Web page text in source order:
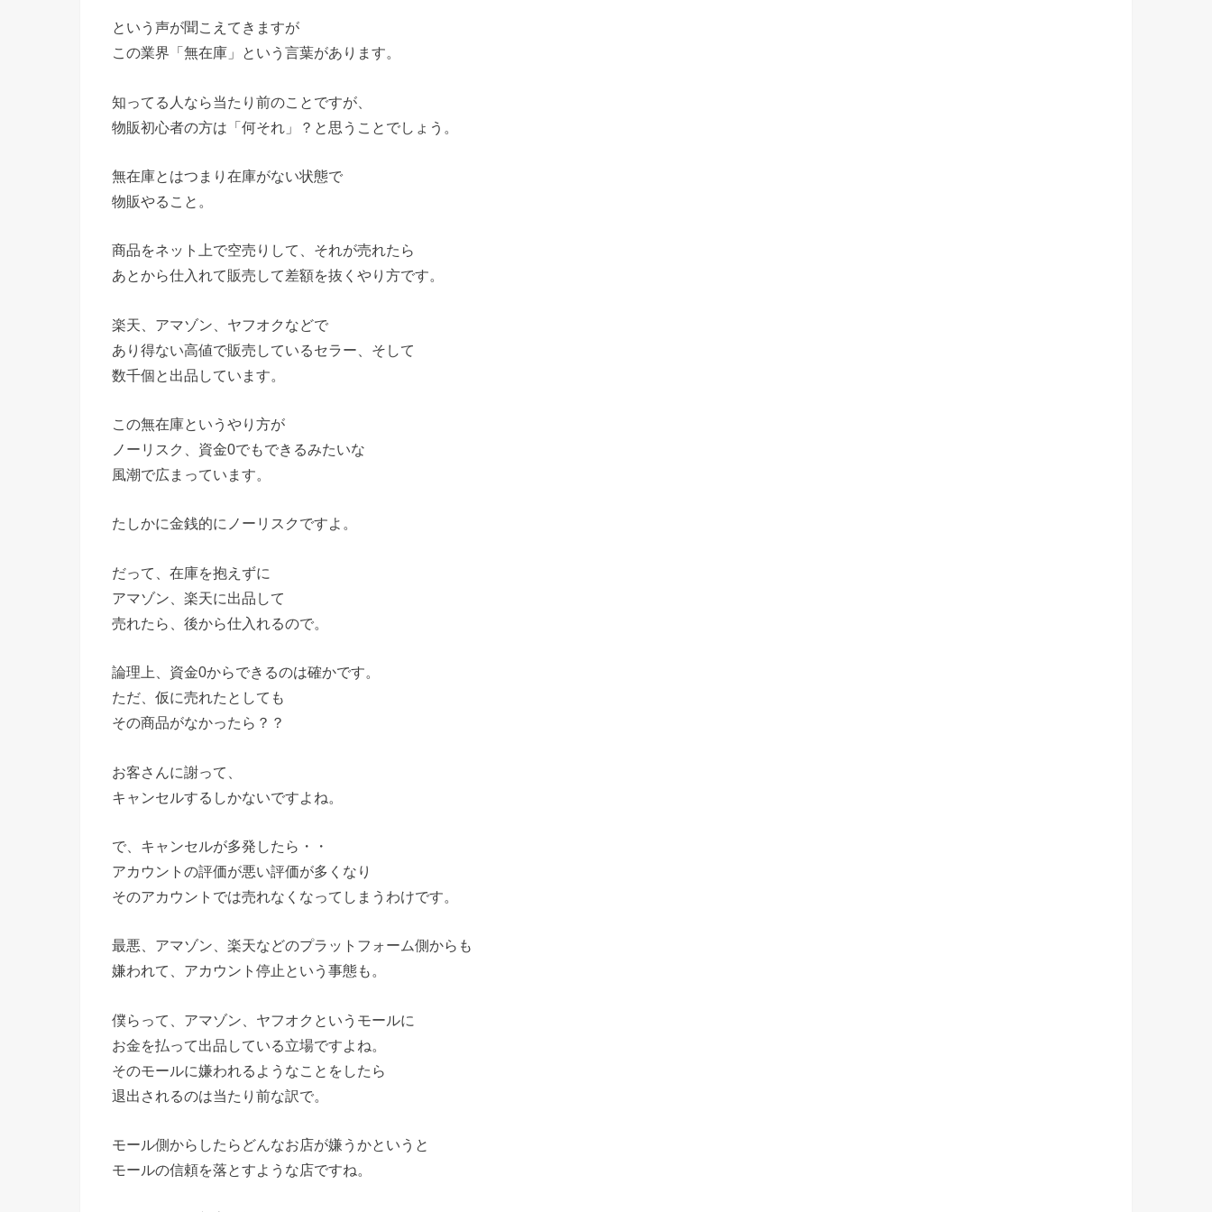
という声が聞こえてきますが
この業界「無在庫」という言葉があります。
知ってる人なら当たり前のことですが、
物販初心者の方は「何それ」？と思うことでしょう。
無在庫とはつまり在庫がない状態で
物販やること。
商品をネット上で空売りして、それが売れたら
あとから仕入れて販売して差額を抜くやり方です。
楽天、アマゾン、ヤフオクなどで
あり得ない高値で販売しているセラー、そして
数千個と出品しています。
この無在庫というやり方が
ノーリスク、資金0でもできるみたいな
風潮で広まっています。
たしかに金銭的にノーリスクですよ。
だって、在庫を抱えずに
アマゾン、楽天に出品して
売れたら、後から仕入れるので。
論理上、資金0からできるのは確かです。
ただ、仮に売れたとしても
その商品がなかったら？？
お客さんに謝って、
キャンセルするしかないですよね。
で、キャンセルが多発したら・・
アカウントの評価が悪い評価が多くなり
そのアカウントでは売れなくなってしまうわけです。
最悪、アマゾン、楽天などのプラットフォーム側からも
嫌われて、アカウント停止という事態も。
僕らって、アマゾン、ヤフオクというモールに
お金を払って出品している立場ですよね。
そのモールに嫌われるようなことをしたら
退出されるのは当たり前な訳で。
モール側からしたらどんなお店が嫌うかというと
モールの信頼を落とすような店ですね。